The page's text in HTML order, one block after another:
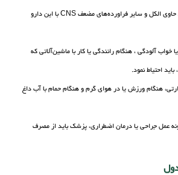
از مصرف فرآورده‌های حاوی الکل و سایر فراورده‌های مضعف CNS با این دارو
خواب آلودگی ، هنگام رانندگی یا کار با ماشین‌آلاتی که
احتیاط نمود.
هنگام ورزش یا در هوای گرم و هنگام حمام با آب داغ
عمل جراحی یا درمان اضطراری، پزشک باید از مصرف